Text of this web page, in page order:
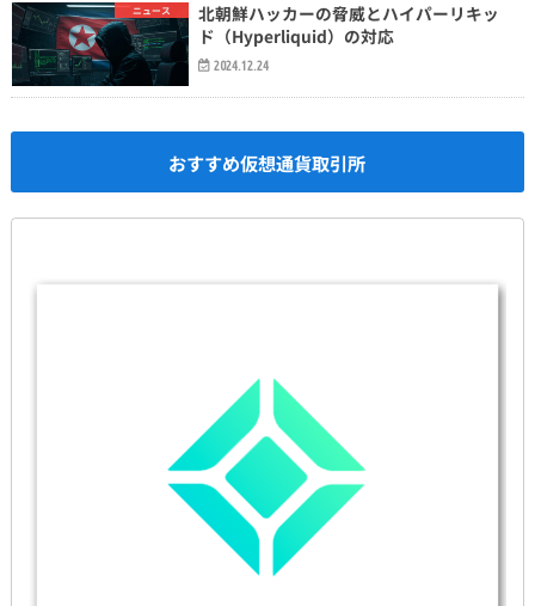
ニュース
北朝鮮ハッカーの脅威とハイパーリキッ
ド（Hyperliquid）の対応
2024.12.24
おすすめ仮想通貨取引所